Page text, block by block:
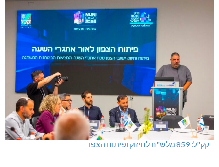
קק"ל: 859 מלש"ח לחיזוק ופיתוח הצפון